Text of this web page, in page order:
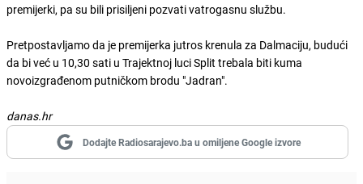
premijerki, pa su bili prisiljeni pozvati vatrogasnu službu.
Pretpostavljamo da je premijerka jutros krenula za Dalmaciju, budući
da bi već u 10,30 sati u Trajektnoj luci Split trebala biti kuma
novoizgrađenom putničkom brodu "Jadran".
danas.hr
Dodajte Radiosarajevo.ba u omiljene Google izvore